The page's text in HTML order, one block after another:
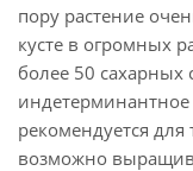
пору растение
кусте в огромных
более 50
рекомендуется
возможно